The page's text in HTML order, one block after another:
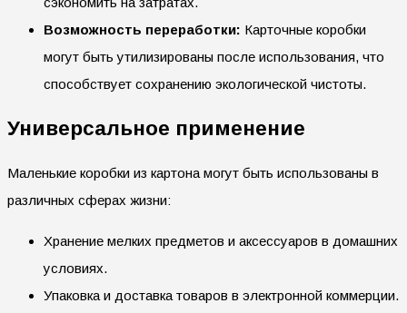
Возможность переработки: Карточные коробки
могут быть утилизированы после использования, что
способствует сохранению экологической чистоты.
Универсальное применение
Маленькие коробки из картона могут быть использованы в
различных сферах жизни:
Хранение мелких предметов и аксессуаров в домашних
условиях.
Упаковка и доставка товаров в электронной коммерции.